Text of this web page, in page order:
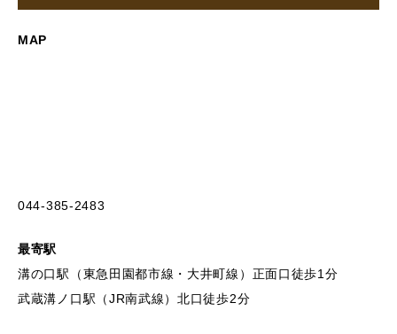
MAP
044-385-2483
最寄駅
溝の口駅（東急田園都市線・大井町線）正面口徒歩1分
武蔵溝ノ口駅（JR南武線）北口徒歩2分